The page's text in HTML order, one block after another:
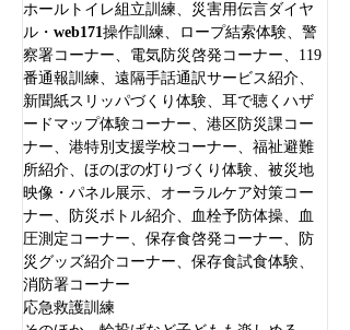
ホールトイレ組立訓練、災害用伝言ダイヤ
ル・ web171操作訓練、ロープ結索体験、警
察署コーナー、電気防災啓発コーナー、 119
番通報訓練、遠隔手話通訳サービス紹介、
新聞紙スリッパづくり体験、耳で聴くハザ
ードマップ体験コーナー、港区防災課コー
ナー、港特別支援学校コーナー、福祉避難
所紹介、ほのぼの灯りづくり体験、被災地
映像・パネル展示、オーラルケア対策コー
ナー、防災ボトル紹介、血栓予防体操、血
圧測定コーナー、保存食啓発コーナー、防
災グッズ紹介コーナー、保存食試食体験、
消防署コーナー
応急救護訓練